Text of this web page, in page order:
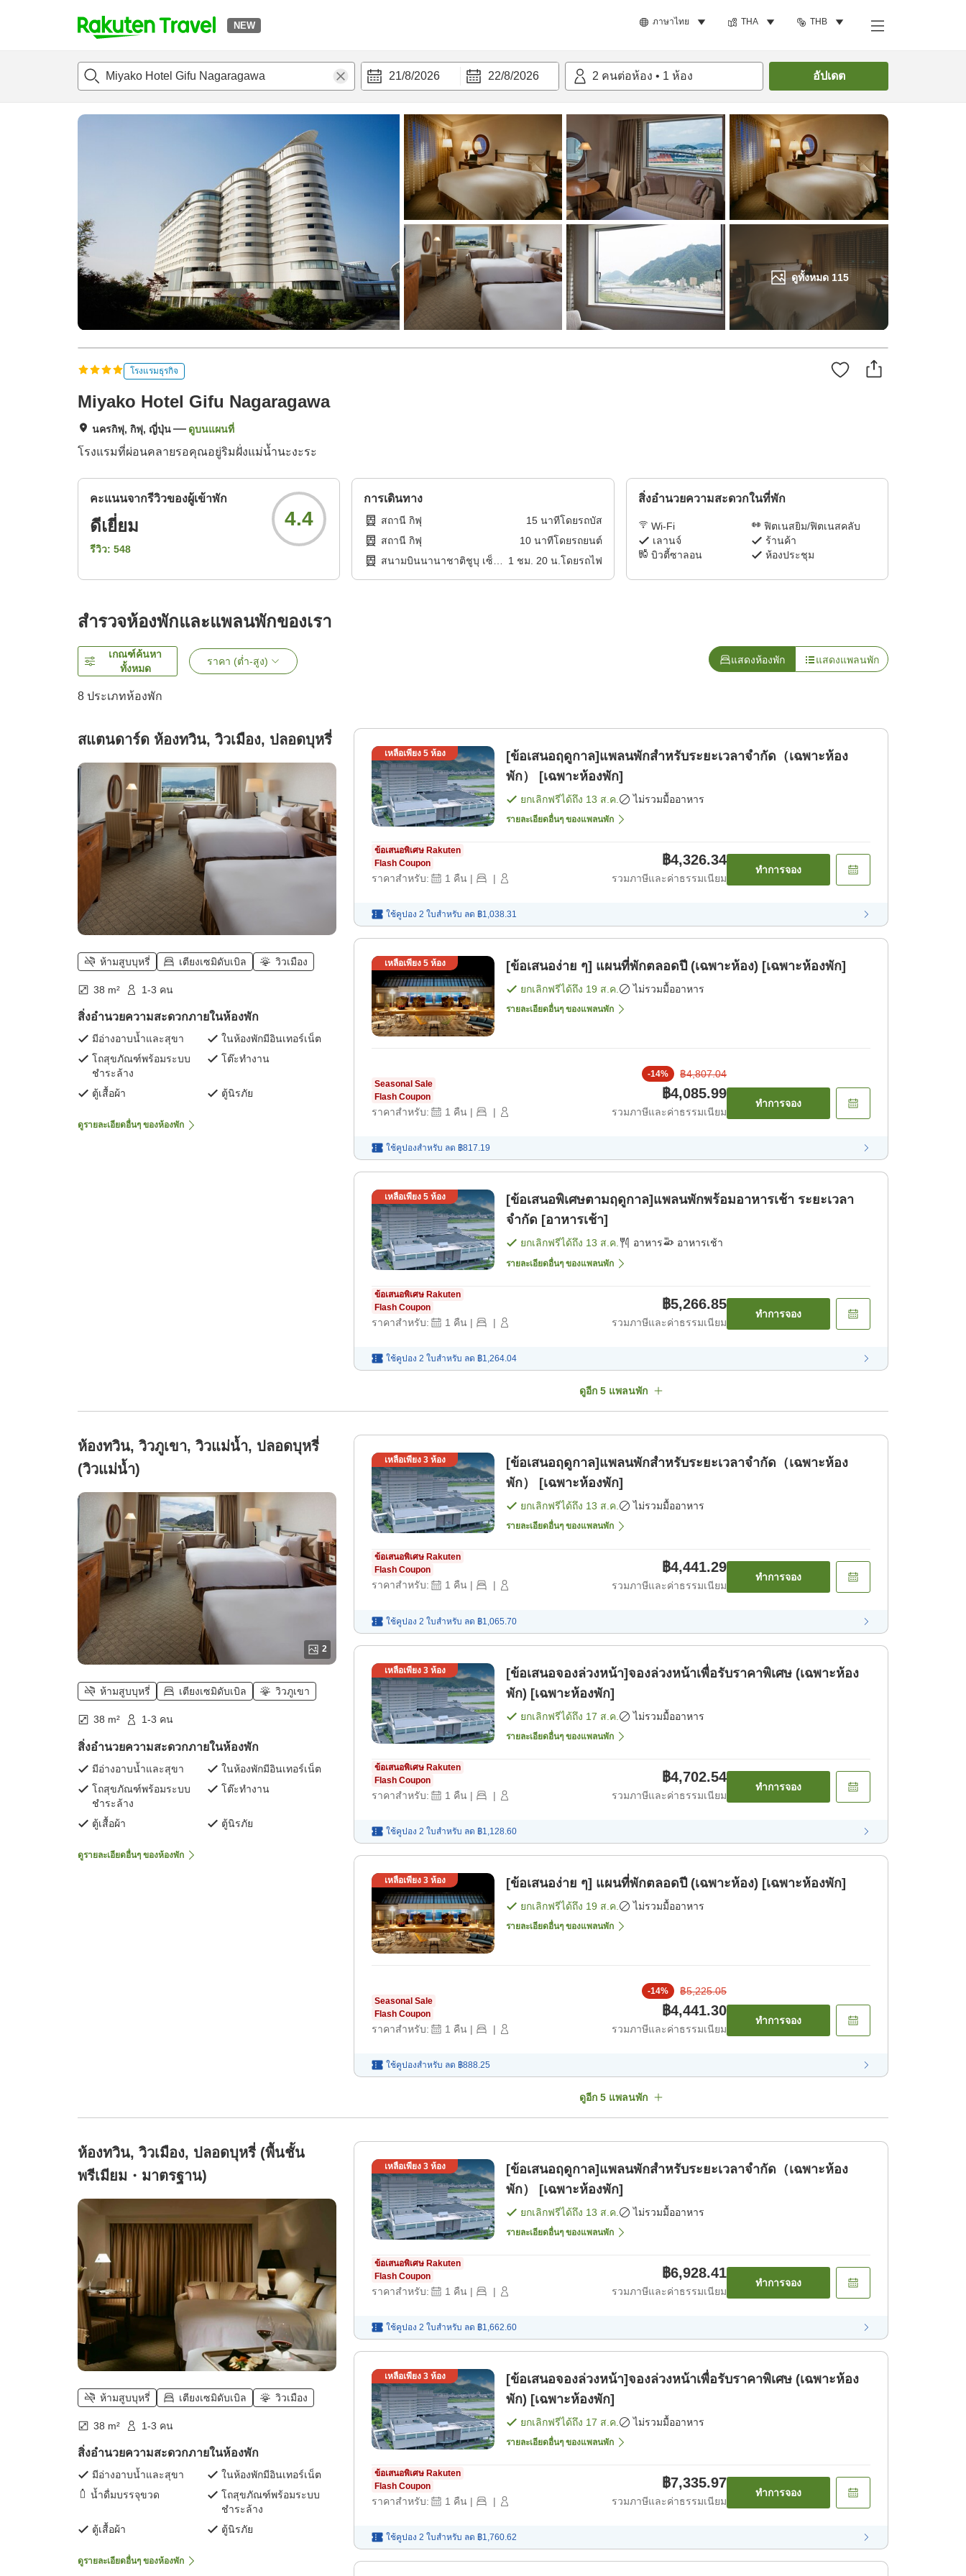
NEW ภาษาไทย THA THB
t
p
a
r
c
h
21/8/2026 22/8/2026 2 คนต่อห้อง • 1 ห้อง อัปเดต
ดูทั้งหมด 115
แนะนำที่พักห้องพักและแพลนพักรีวิวไฮไลต์สิ่่งอำนวยความสะดวก ค้นหาห้องพัก
โรงแรมธุรกิจ
Miyako Hotel Gifu Nagaragawa
นครกิฟุ, กิฟุ, ญี่ปุ่น ดูบนแผนที่
โรงแรมที่ผ่อนคลายรอคุณอยู่ริมฝั่งแม่น้ำนะงะระ
คะแนนจากรีวิวของผู้เข้าพัก
ดีเยี่ยม
รีวิว: 548
4.4
การเดินทาง
สถานี กิฟุ 15นาทีโดยรถบัส
สถานี กิฟุ
10นาทีโดยรถยนต์
สนามบินนานาชาติชูบุ เซ็น
1 ชม. 20น.โดยรถไฟ
สิ่งอำนวยความสะดวกในที่พัก
Wi-Fi
ฟิตเนสยิม/ฟิตเนสคลับ
เลานจ์
ร้านค้า
บิวตี้ซาลอน
ห้องประชุม
สำรวจห้องพักและแพลนพักของเรา
เกณฑ์ค้นหา
ทั้งหมด
ราคา (ต่ำ-สูง) แสดงห้องพัก แสดงแพลนพัก
8 ประเภทห้องพัก
สแตนดาร์ด ห้องทวิน, วิวเมือง, ปลอดบุหรี่
ห้ามสูบบุหรี่ เตียงเซมิดับเบิล วิวเมือง
38 m² 1-3 คน
สิ่งอำนวยความสะดวกภายในห้องพัก
มีอ่างอาบน้ำและสุขา
ในห้องพักมีอินเทอร์เน็ต
โถสุขภัณฑ์พร้อมระบบ
ชำระล้าง
โต๊ะทำงาน
ตู้เสื้อผ้า ตู้นิรภัย
ดูรายละเอียดอื่นๆ ของห้องพัก
เหลือเพียง 5ห้อง
[ข้อเสนอฤดูกาล]แพลนพักสำหรับระยะเวลาจำกัด（เฉพาะห้อง
พัก） [เฉพาะห้องพัก]
ยกเลิกฟรีได้ถึง 13 ส.ค. ไม่รวมมื้ออาหาร
รายละเอียดอื่นๆ ของแพลนพัก
ข้อเสนอพิเศษ Rakuten
Flash Coupon
ราคาสำหรับ: 1 คืน | |
฿4,326.34
รวมภาษีและค่าธรรมเนียม
ทำการจอง
ใช้คูปอง 2 ใบสำหรับ ลด ฿1,038.31
เหลือเพียง 5ห้อง [ข้อเสนอง่าย ๆ] แผนที่พักตลอดปี (เฉพาะห้อง) [เฉพาะห้องพัก]
ยกเลิกฟรีได้ถึง 19 ส.ค. ไม่รวมมื้ออาหาร
รายละเอียดอื่นๆ ของแพลนพัก
Seasonal Sale
Flash Coupon
ราคาสำหรับ: 1 คืน | |
-14% ฿4,807.04
฿4,085.99
รวมภาษีและค่าธรรมเนียม
ทำการจอง
ใช้คูปองสำหรับ ลด ฿817.19
เหลือเพียง 5ห้อง
[ข้อเสนอพิเศษตามฤดูกาล]แพลนพักพร้อมอาหารเช้า ระยะเวลา
จำกัด [อาหารเช้า]
ยกเลิกฟรีได้ถึง 13 ส.ค. อาหาร อาหารเช้า
รายละเอียดอื่นๆ ของแพลนพัก
ข้อเสนอพิเศษ Rakuten
Flash Coupon
ราคาสำหรับ: 1 คืน | |
฿5,266.85
รวมภาษีและค่าธรรมเนียม
ทำการจอง
ใช้คูปอง 2 ใบสำหรับ ลด ฿1,264.04
ดูอีก 5แพลนพัก
ห้องทวิน, วิวภูเขา, วิวแม่น้ำ, ปลอดบุหรี่
(วิวแม่น้ำ)
2
ห้ามสูบบุหรี่ เตียงเซมิดับเบิล วิวภูเขา
38 m² 1-3 คน
สิ่งอำนวยความสะดวกภายในห้องพัก
มีอ่างอาบน้ำและสุขา
ในห้องพักมีอินเทอร์เน็ต
โถสุขภัณฑ์พร้อมระบบ
ชำระล้าง
โต๊ะทำงาน
ตู้เสื้อผ้า ตู้นิรภัย
ดูรายละเอียดอื่นๆ ของห้องพัก
เหลือเพียง 3ห้อง
[ข้อเสนอฤดูกาล]แพลนพักสำหรับระยะเวลาจำกัด（เฉพาะห้อง
พัก） [เฉพาะห้องพัก]
ยกเลิกฟรีได้ถึง 13 ส.ค. ไม่รวมมื้ออาหาร
รายละเอียดอื่นๆ ของแพลนพัก
ข้อเสนอพิเศษ Rakuten
Flash Coupon
ราคาสำหรับ: 1 คืน | |
฿4,441.29
รวมภาษีและค่าธรรมเนียม
ทำการจอง
ใช้คูปอง 2 ใบสำหรับ ลด ฿1,065.70
เหลือเพียง 3ห้อง
[ข้อเสนอจองล่วงหน้า]จองล่วงหน้าเพื่อรับราคาพิเศษ (เฉพาะห้อง
พัก) [เฉพาะห้องพัก]
ยกเลิกฟรีได้ถึง 17 ส.ค. ไม่รวมมื้ออาหาร
รายละเอียดอื่นๆ ของแพลนพัก
ข้อเสนอพิเศษ Rakuten
Flash Coupon
ราคาสำหรับ: 1 คืน | |
฿4,702.54
รวมภาษีและค่าธรรมเนียม
ทำการจอง
ใช้คูปอง 2 ใบสำหรับ ลด ฿1,128.60
เหลือเพียง 3ห้อง [ข้อเสนอง่าย ๆ] แผนที่พักตลอดปี (เฉพาะห้อง) [เฉพาะห้องพัก]
ยกเลิกฟรีได้ถึง 19 ส.ค. ไม่รวมมื้ออาหาร
รายละเอียดอื่นๆ ของแพลนพัก
Seasonal Sale
Flash Coupon
ราคาสำหรับ: 1 คืน | |
-14% ฿5,225.05
฿4,441.30
รวมภาษีและค่าธรรมเนียม
ทำการจอง
ใช้คูปองสำหรับ ลด ฿888.25
ดูอีก 5แพลนพัก
ห้องทวิน, วิวเมือง, ปลอดบุหรี่ (พื้นชั้น
พรีเมียม・มาตรฐาน)
ห้ามสูบบุหรี่ เตียงเซมิดับเบิล วิวเมือง
38 m² 1-3 คน
สิ่งอำนวยความสะดวกภายในห้องพัก
มีอ่างอาบน้ำและสุขา
ในห้องพักมีอินเทอร์เน็ต
น้ำดื่มบรรจุขวด
โถสุขภัณฑ์พร้อมระบบ
ชำระล้าง
ตู้เสื้อผ้า
ตู้นิรภัย
ดูรายละเอียดอื่นๆ ของห้องพัก
เหลือเพียง 3ห้อง
[ข้อเสนอฤดูกาล]แพลนพักสำหรับระยะเวลาจำกัด（เฉพาะห้อง
พัก） [เฉพาะห้องพัก]
ยกเลิกฟรีได้ถึง 13 ส.ค. ไม่รวมมื้ออาหาร
รายละเอียดอื่นๆ ของแพลนพัก
ข้อเสนอพิเศษ Rakuten
Flash Coupon
ราคาสำหรับ: 1 คืน | |
฿6,928.41
รวมภาษีและค่าธรรมเนียม
ทำการจอง
ใช้คูปอง 2 ใบสำหรับ ลด ฿1,662.60
เหลือเพียง 3ห้อง
[ข้อเสนอจองล่วงหน้า]จองล่วงหน้าเพื่อรับราคาพิเศษ (เฉพาะห้อง
พัก) [เฉพาะห้องพัก]
ยกเลิกฟรีได้ถึง 17 ส.ค. ไม่รวมมื้ออาหาร
รายละเอียดอื่นๆ ของแพลนพัก
ข้อเสนอพิเศษ Rakuten
Flash Coupon
ราคาสำหรับ: 1 คืน | |
฿7,335.97
รวมภาษีและค่าธรรมเนียม
ทำการจอง
ใช้คูปอง 2 ใบสำหรับ ลด ฿1,760.62